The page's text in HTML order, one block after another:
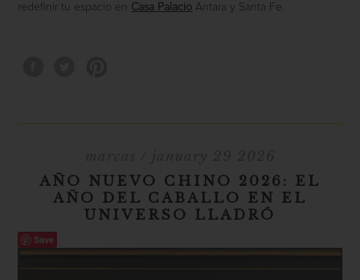
redefinir tu espacio en Casa Palacio Antara y Santa Fe.
AÑO NUEVO CHINO 2026: EL
AÑO DEL CABALLO EN EL
UNIVERSO LLADRÓ
Save